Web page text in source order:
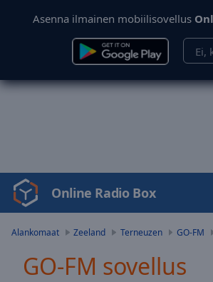
Asenna ilmainen mobiilisovellus
Ei,
Video
Player
Play
Video
Online Radio Box
Alankomaat Zeeland Terneuzen GO-FM
GO-FM sovellus